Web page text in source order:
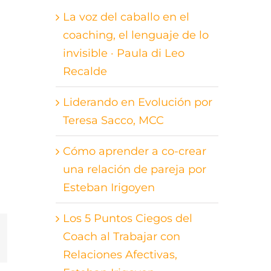
La voz del caballo en el
coaching, el lenguaje de lo
invisible · Paula di Leo
Recalde
Liderando en Evolución por
Teresa Sacco, MCC
Cómo aprender a co-crear
una relación de pareja por
Esteban Irigoyen
Los 5 Puntos Ciegos del
Coach al Trabajar con
Relaciones Afectivas,